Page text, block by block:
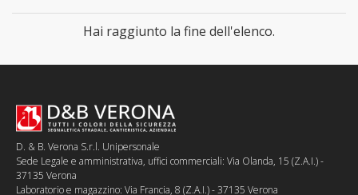
Hai raggiunto la fine dell'elenco.
D. & B. Verona S.r.l. Unipersonale
Sede Legale e amministrativa, uffici commerciali: Via Olanda, 15 (Z.A.I.) -
37135 Verona
Laboratorio e magazzino: Via Francia, 8 (Z.A.I.) - 37135 Verona